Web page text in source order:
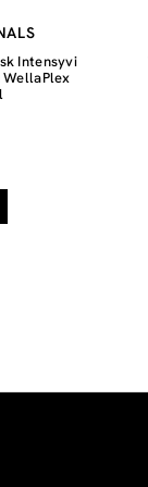
Intensyvi